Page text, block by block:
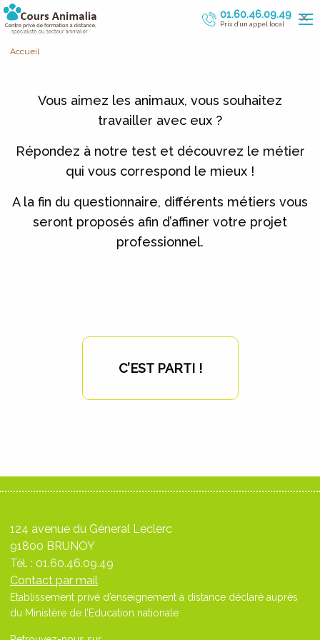
01.60.46.09.49
Prix d’un appel local
Accueil
Vous aimez les animaux, vous souhaitez
travailler avec eux ?
Répondez à notre test et découvrez le métier
qui vous correspond le mieux !
A la fin du questionnaire, différents métiers vous
seront proposés afin d’affiner votre projet
professionnel.
C’EST PARTI !
×
124 avenue du Géneral Leclerc
91800 BRUNOY
Tél. : 01.60.46.09.49
Contact par mail
Etablissement privé d’enseignement à distance déclaré auprès
du Ministère de l’Education nationale